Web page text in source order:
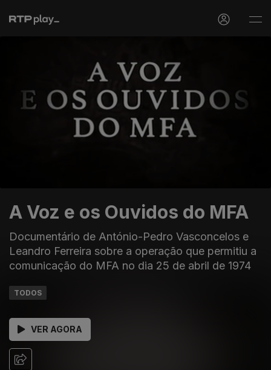
A Voz e os Ouvidos do MFA
Documentário de António-Pedro Vasconcelos e
Leandro Ferreira sobre a operação que permitiu a
comunicação do MFA no dia 25 de abril de 1974
TODOS
VER AGORA